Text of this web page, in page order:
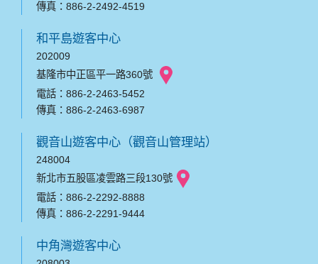
傳真：886-2-2492-4519
和平島遊客中心
202009
基隆市中正區平一路360號
電話：886-2-2463-5452
傳真：886-2-2463-6987
觀音山遊客中心（觀音山管理站）
248004
新北市五股區凌雲路三段130號
電話：886-2-2292-8888
傳真：886-2-2291-9444
中角灣遊客中心